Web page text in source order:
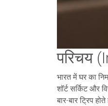
परिचय
भारत में घर का
शॉर्ट सर्किट और
बार-बार ट्रिप